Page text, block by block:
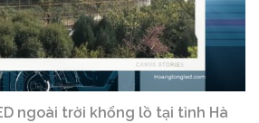
ngoài trời khổng lồ tại tỉnh Hà